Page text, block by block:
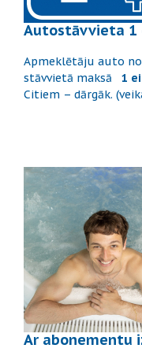
Autostāvvieta 1
Apmeklētāju auto
stāvvietā maksā 1
Citiem – dārgāk.
Ar abonementu